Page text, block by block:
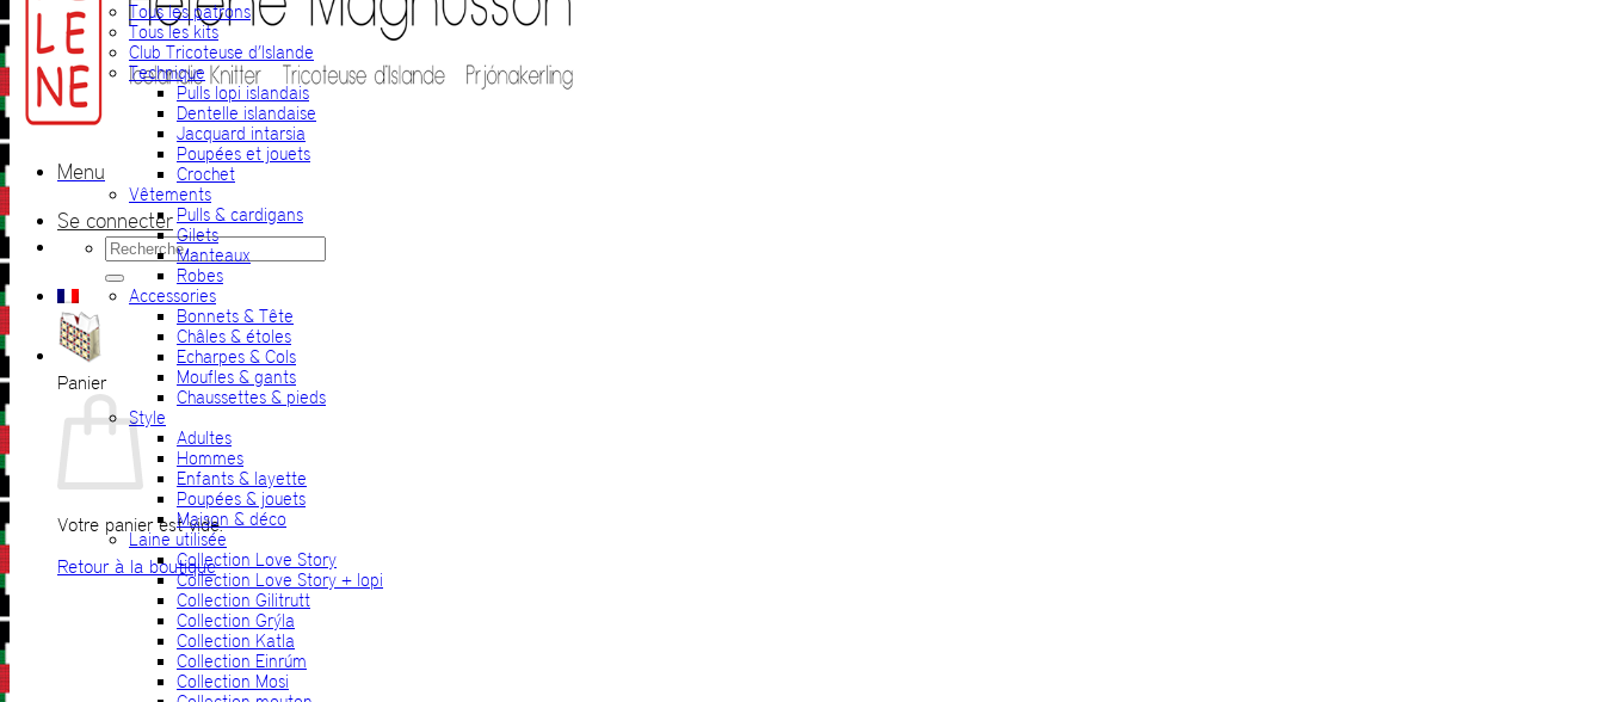
Menu
Se connecter
Recherche
pour :
Panier
Votre panier est vide.
Retour à la boutique
Tous les patrons
Tous les kits
Club Tricoteuse d’Islande
Technique
Pulls lopi islandais
Dentelle islandaise
Jacquard intarsia
Poupées et jouets
Crochet
Vêtements
Pulls & cardigans
Gilets
Manteaux
Robes
Accessories
Bonnets & Tête
Châles & étoles
Echarpes & Cols
Moufles & gants
Chaussettes & pieds
Style
Adultes
Hommes
Enfants & layette
Poupées & jouets
Maison & déco
Laine utilisée
Collection Love Story
Collection Love Story + lopi
Collection Gilitrutt
Collection Grýla
Collection Katla
Collection Einrúm
Collection Mosi